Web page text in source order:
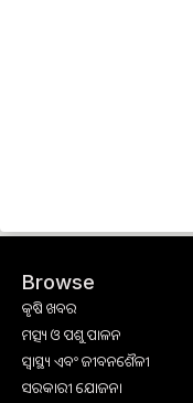
Browse
କୃଷି ଖବର
ମତ୍ସ୍ୟ ଓ ପଶୁ ପାଳନ
ସ୍ୱାସ୍ଥ୍ୟ ଏବଂ ଜୀବନଶୈଳୀ
ସରକାରୀ ଯୋଜନା